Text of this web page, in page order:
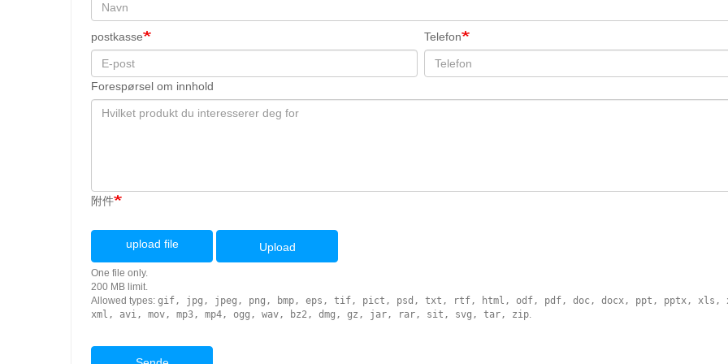
postkasse Telefon
Forespørsel om innhold
附件
upload file Upload
One file only.
200 MB limit.
Allowed types: gif, jpg, jpeg, png, bmp, eps, tif, pict, psd, txt, rtf, html, odf, pdf, doc, docx, ppt, pptx, xls,
xml, avi, mov, mp3, mp4, ogg, wav, bz2, dmg, gz, jar, rar, sit, svg, tar, zip.